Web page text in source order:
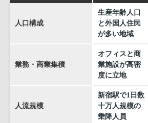
人口構成
生産年齢人口
と外国人住民
が多い地域
業務・商業集積
オフィスと商
業施設が高密
度に立地
人流規模
新宿駅で1日数
十万人規模の
乗降人員